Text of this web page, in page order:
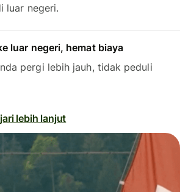
luar negeri.
luar negeri, hemat biaya
pergi lebih jauh, tidak peduli
lebih lanjut